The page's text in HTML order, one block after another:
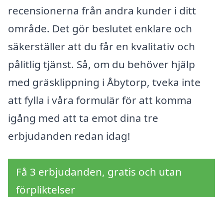
recensionerna från andra kunder i ditt
område. Det gör beslutet enklare och
säkerställer att du får en kvalitativ och
pålitlig tjänst. Så, om du behöver hjälp
med gräsklippning i Åbytorp, tveka inte
att fylla i våra formulär för att komma
igång med att ta emot dina tre
erbjudanden redan idag!
Få 3 erbjudanden, gratis och utan
förpliktelser